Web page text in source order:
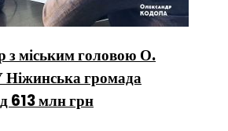
з міським головою О.
громада
613 млн грн